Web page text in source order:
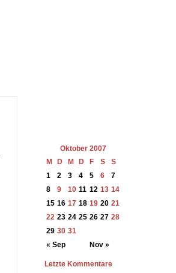
Oktober 2007
M
D M D F S S
« Sep Nov »
1 2 3 4 5 6
7
8
9 10 11 12 13 14
15 16 17 18 19 20 21
22 23 24 25 26 27 28
29 30 31
Letzte Kommentare